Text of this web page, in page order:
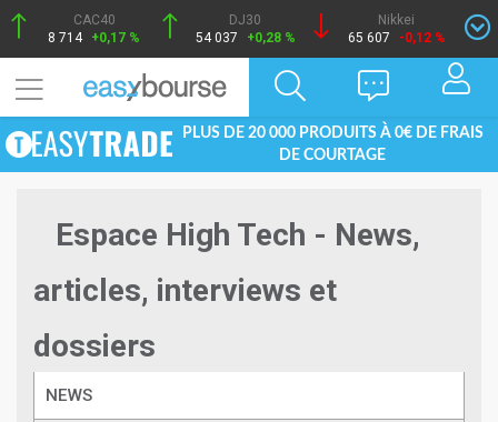
CAC40
8 714 +0,17 %
DJ30
54 037
+0,28 %
Nikkei
65 607
-0,12 %
PLUS DE 20 000 PRODUITS À 0€ DE FRAIS
DE COURTAGE
Espace High Tech - News,
articles, interviews et
dossiers
NEWS